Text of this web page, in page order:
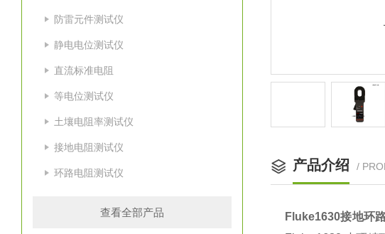
防雷元件测试仪
静电电位测试仪
直流标准电阻
等电位测试仪
土壤电阻率测试仪
接地电阻测试仪
环路电阻测试仪
查看全部产品
产品介绍 /
Fluke1630接地环